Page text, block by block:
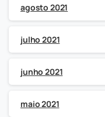
agosto 2021
julho 2021
junho 2021
maio 2021